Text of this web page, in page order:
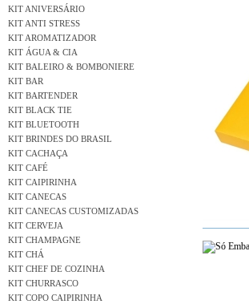
KIT ANIVERSÁRIO
KIT ANTI STRESS
KIT AROMATIZADOR
KIT ÁGUA & CIA
KIT BALEIRO & BOMBONIERE
KIT BAR
KIT BARTENDER
KIT BLACK TIE
KIT BLUETOOTH
KIT BRINDES DO BRASIL
KIT CACHAÇA
KIT CAFÉ
KIT CAIPIRINHA
KIT CANECAS
KIT CANECAS CUSTOMIZADAS
KIT CERVEJA
KIT CHAMPAGNE
KIT CHÁ
KIT CHEF DE COZINHA
KIT CHURRASCO
KIT COPO CAIPIRINHA